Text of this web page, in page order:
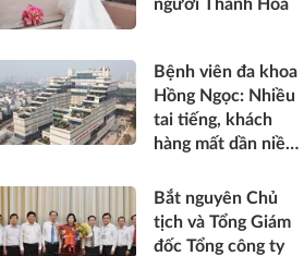
người Thanh Hóa
Bệnh viên đa khoa
Hồng Ngọc: Nhiều
tai tiếng, khách
hàng mất dần niềm
Bắt nguyên Chủ
tịch và Tổng Giám
đốc Tổng công ty